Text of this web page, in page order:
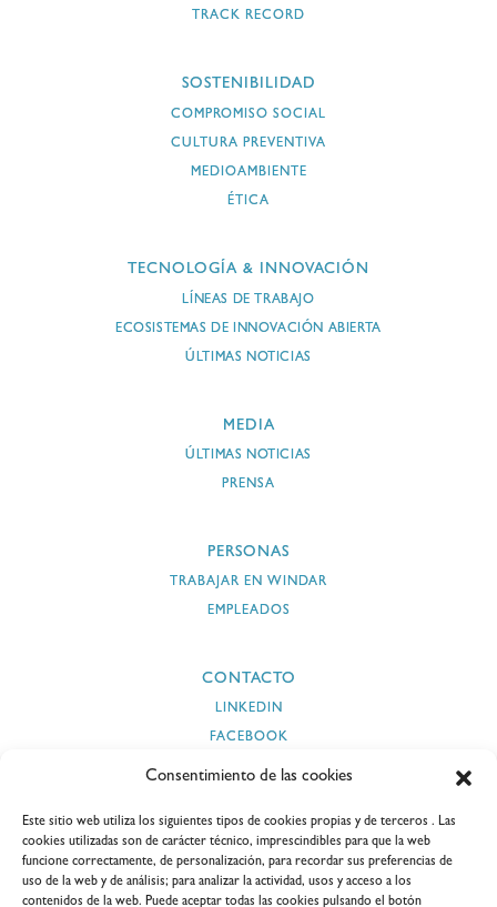
Consentimiento de las cookies
Este sitio web utiliza los siguientes tipos de cookies propias y de terceros . Las
cookies utilizadas son de carácter técnico, imprescindibles para que la web
funcione correctamente, de personalización, para recordar sus preferencias de
uso de la web y de análisis; para analizar la actividad, usos y acceso a los
contenidos de la web. Puede aceptar todas las cookies pulsando el botón
TRACK RECORD
SOSTENIBILIDAD
COMPROMISO SOCIAL
CULTURA PREVENTIVA
MEDIOAMBIENTE
ÉTICA
TECNOLOGÍA & INNOVACIÓN
LÍNEAS DE TRABAJO
ECOSISTEMAS DE INNOVACIÓN ABIERTA
ÚLTIMAS NOTICIAS
MEDIA
ÚLTIMAS NOTICIAS
PRENSA
PERSONAS
TRABAJAR EN WINDAR
EMPLEADOS
CONTACTO
LINKEDIN
FACEBOOK
INSTAGRAM
YOUTUBE